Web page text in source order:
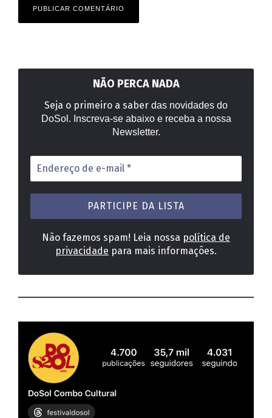
NÃO PERCA NADA
Seja o primeiro a saber das novidades do
DoSol. Inscreva-se abaixo e receba a nossa
Newsletter.
Endereço
de
e-
mail
Não fazemos spam! Leia nossa política de
privacidade para mais informações.